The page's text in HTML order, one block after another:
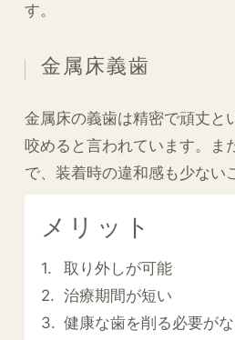
す。
金属床義歯
金属床の義歯は精密で頑丈と
咬めると言われています。ま
で、装着時の違和感も少ない
メリット
取り外しが可能
治療期間が短い
健康な歯を削る必要が